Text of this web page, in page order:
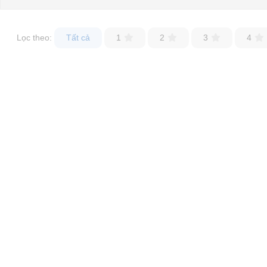
Website:phutungxegolf.com
Lọc theo: Tất cả 1 2 3 4